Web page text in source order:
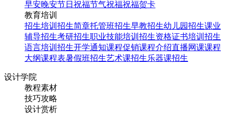
母亲节活动母亲节相册致
美丽的你老时光
找相似
翻页H5
早安晚安节日祝福节气祝福祝福贺卡
教育培训
招生培训 招生简章托管班招生早教招生幼儿园招生课业
辅导招生考研招生职业技能培训招生资格证书培训招生
语言培训招生开学通知课程促销课程介绍直播网课课程
大纲课程表暑假班招生艺术课招生乐器课招生
设计学院
教程素材
技巧攻略
设计赏析